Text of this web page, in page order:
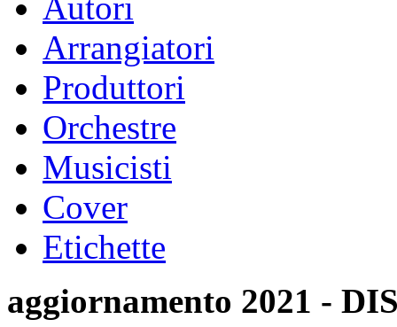
Arrangiatori
Produttori
Orchestre
Musicisti
Cover
Etichette
aggiornamento 2021 -